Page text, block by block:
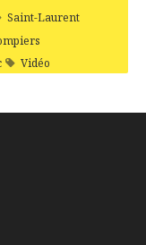
Saint-Laurent
Vidéo